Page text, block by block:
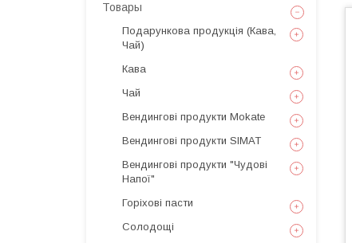
Товары
Подарункова продукція (Кава,
Чай)
Кава
Чай
Вендингові продукти Mokate
Вендингові продукти SIMAT
Вендингові продукти "Чудові
Напої"
Горіхові пасти
Солодощі